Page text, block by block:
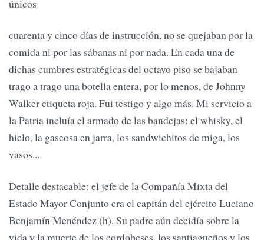
únicos
cuarenta y cinco días de instrucción, no se quejaban por la
comida ni por las sábanas ni por nada. En cada una de
dichas cumbres estratégicas del octavo piso se bajaban
trago a trago una botella entera, por lo menos, de Johnny
Walker etiqueta roja. Fui testigo y algo más. Mi servicio a
la Patria incluía el armado de las bandejas: el whisky, el
hielo, la gaseosa en jarra, los sandwichitos de miga, los
vasos...
Detalle destacable: el jefe de la Compañía Mixta del
Estado Mayor Conjunto era el capitán del ejército Luciano
Benjamín Menéndez (h). Su padre aún decidía sobre la
vida y la muerte de los cordobeses, los santiagueños y los